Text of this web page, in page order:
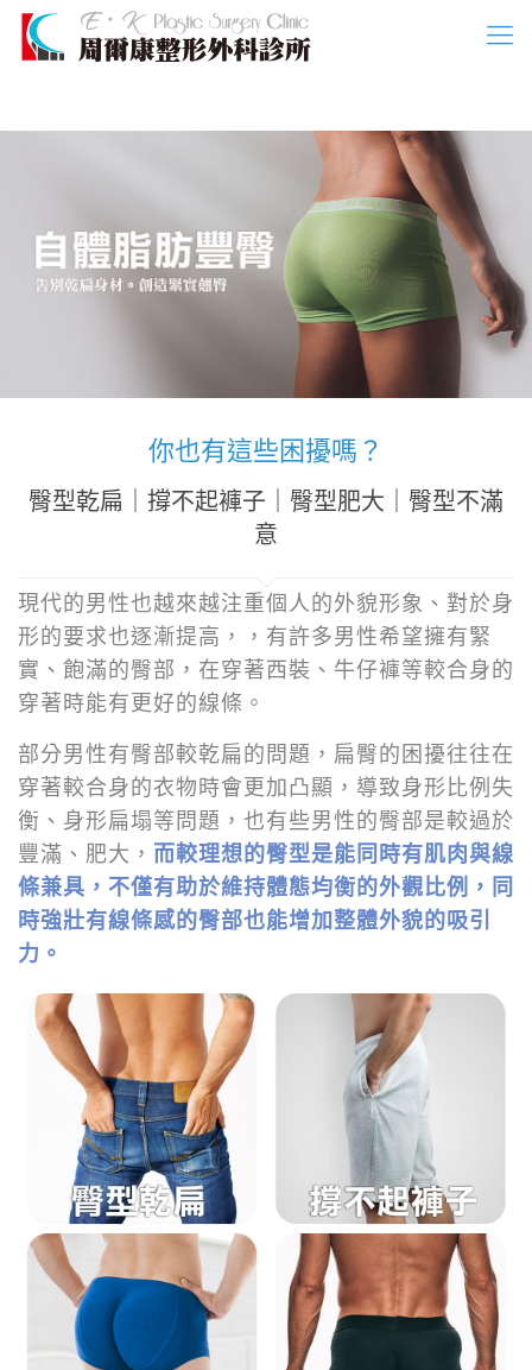
你也有這些困擾嗎？
臀型乾扁｜撐不起褲子｜臀型肥大｜臀型不滿
意
現代的男性也越來越注重個人的外貌形象、對於身
形的要求也逐漸提高，，有許多男性希望擁有緊
實、飽滿的臀部，在穿著西裝、牛仔褲等較合身的
穿著時能有更好的線條。
部分男性有臀部較乾扁的問題，扁臀的困擾往往在
穿著較合身的衣物時會更加凸顯，導致身形比例失
衡、身形扁塌等問題，也有些男性的臀部是較過於
豐滿、肥大， 而較理想的臀型是能同時有肌肉與線
條兼具，不僅有助於維持體態均衡的外觀比例，同
時強壯有線條感的臀部也能增加整體外貌的吸引
力。